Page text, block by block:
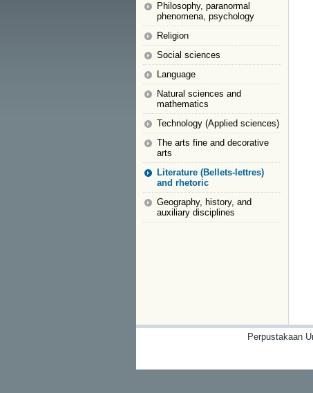
Philosophy, paranormal
phenomena, psychology
Religion
Social sciences
Language
Natural sciences and
mathematics
Technology (Applied sciences)
The arts fine and decorative
arts
Literature (Bellets-lettres)
and rhetoric
Geography, history, and
auxiliary disciplines
Perpustakaan